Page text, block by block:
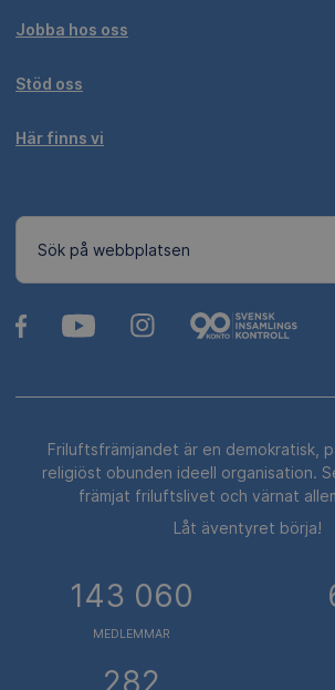
Jobba hos oss
Stöd oss
Här finns vi
Sök på webbplatsen
Friluftsfrämjandet är en demokratisk,
religiöst obunden ideell organisation.
främjat friluftslivet och värnat
Låt äventyret börja!
143 060
MEDLEMMAR